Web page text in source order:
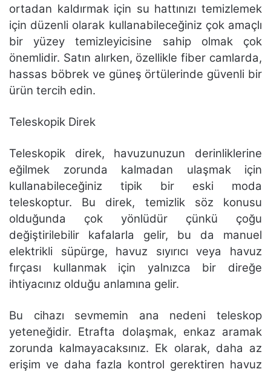
ortadan kaldırmak için su hattınızı temizlemek
için düzenli olarak kullanabileceğiniz çok amaçlı
bir yüzey temizleyicisine sahip olmak çok
önemlidir. Satın alırken, özellikle fiber camlarda,
hassas böbrek ve güneş örtülerinde güvenli bir
ürün tercih edin.
Teleskopik Direk
Teleskopik direk, havuzunuzun derinliklerine
eğilmek zorunda kalmadan ulaşmak için
kullanabileceğiniz tipik bir eski moda
teleskoptur. Bu direk, temizlik söz konusu
olduğunda çok yönlüdür çünkü çoğu
değiştirilebilir kafalarla gelir, bu da manuel
elektrikli süpürge, havuz sıyırıcı veya havuz
fırçası kullanmak için yalnızca bir direğe
ihtiyacınız olduğu anlamına gelir.
Bu cihazı sevmemin ana nedeni teleskop
yeteneğidir. Etrafta dolaşmak, enkaz aramak
zorunda kalmayacaksınız. Ek olarak, daha az
erişim ve daha fazla kontrol gerektiren havuz